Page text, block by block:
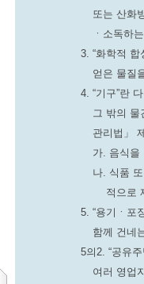
또는 산화
ㆍ소독하
3. “화학적
얻은 물질
4. “기구”란
그 밖의 물
관리법」
가. 음식을
나. 식품
적으로
5. “용기ㆍ포
함께 건네
5의2. “공유
여러 영업